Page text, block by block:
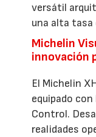
versátil
una alta tasa
Michelin
innovación
El Michelin
equipado
Control.
realidades